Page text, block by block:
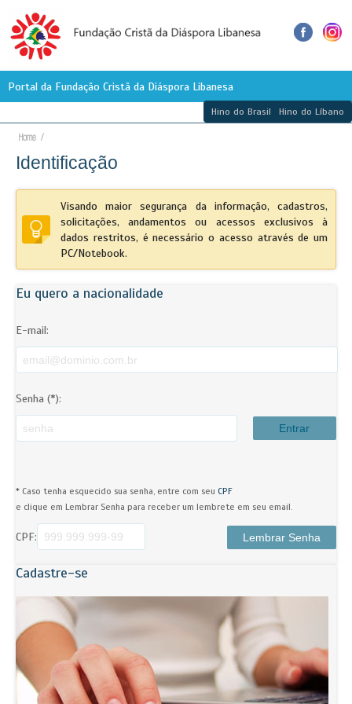
Portal da Fundação Cristã da Diáspora Libanesa
Vencendo as distâncias e aproximando você do Líbano
Você pode solicitar a nacionalidade libanesa via WEB
Cadastre-se no site que nós lhe ajudaremos.
É gratuito porque é nossa Missão.
Arquivos da Diáspora Libanesa
Pesquise a Migração e ajude a registrar a História
Registro em aberto para a Academia Maronita 2018
Hino do Brasil Hino do Líbano
Home /
Identificação
Visando maior segurança da informação, cadastros,
solicitações, andamentos ou acessos exclusivos à
dados restritos, é necessário o acesso através de um
PC/Notebook.
Eu quero a nacionalidade
E-mail:
Senha (*):
* Caso tenha esquecido sua senha, entre com seu CPF
e clique em Lembrar Senha para receber um lembrete em seu email.
CPF:
Cadastre-se